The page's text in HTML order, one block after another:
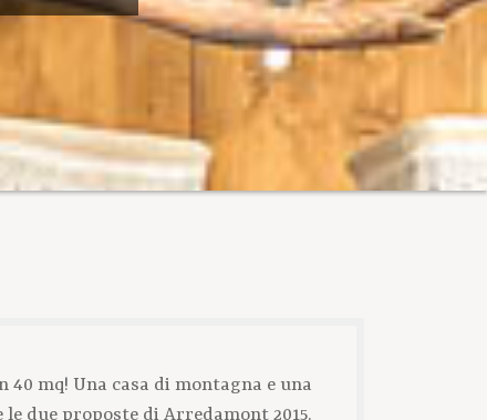
40 mq! Una casa di montagna e una
le due proposte di Arredamont 2015.